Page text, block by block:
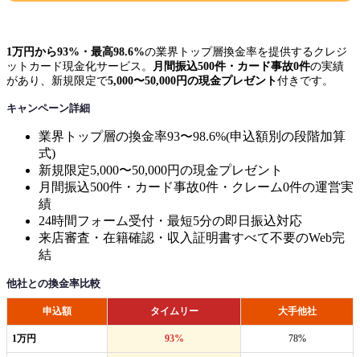
1万円から93%・最高98.6%の業界トップ層換金率を提供するクレジ
ットカード現金化サービス。
月間振込500件・カード事故0件の実績
があり、新規限定で5,000〜50,000円の現金プレゼント付きです。
キャンペーン詳細
業界トップ層の換金率93〜98.6%(申込額別の段階加算
式)
新規限定5,000〜50,000円の現金プレゼント
月間振込500件・カード事故0件・クレーム0件の運営実
績
24時間フォーム受付・最短5分の即日振込対応
来店審査・在籍確認・収入証明書すべて不要のWeb完
結
他社との換金率比較
申込額 タイムリー 大手他社
1万円 93% 78%